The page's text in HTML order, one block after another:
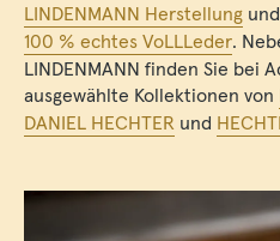
LINDENMANN Herstellung
100 % echtes VoLLLeder.
LINDENMANN finden Sie bei
ausgewählte Kollektionen von
DANIEL HECHTER und